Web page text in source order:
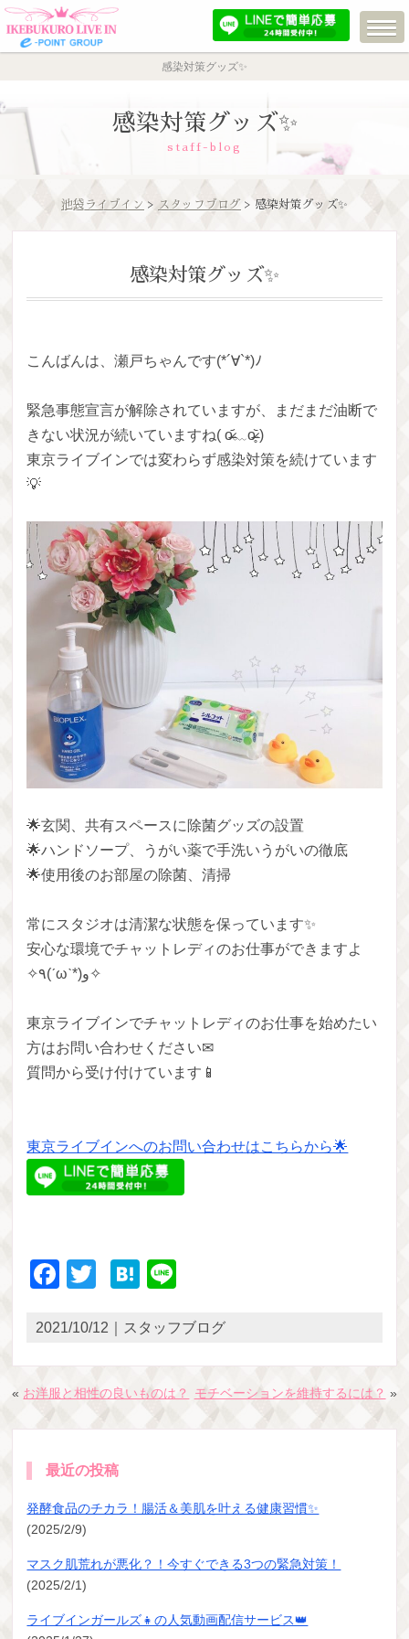
感染対策グッズ✨
感染対策グッズ✨
staff-blog
池袋ライブイン > スタッフブログ > 感染対策グッズ✨
感染対策グッズ✨
こんばんは、瀬戸ちゃんです(*´∀`*)ﾉ
緊急事態宣言が解除されていますが、まだまだ油断で
きない状況が続いていますね( o̴̶̷᷄﹏o̴̶̷̥᷅ )
東京ライブインでは変わらず感染対策を続けています
💡
🌟玄関、共有スペースに除菌グッズの設置
🌟ハンドソープ、うがい薬で手洗いうがいの徹底
🌟使用後のお部屋の除菌、清掃
常にスタジオは清潔な状態を保っています✨
安心な環境でチャットレディのお仕事ができますよ
✧٩(ˊωˋ*)و✧
東京ライブインでチャットレディのお仕事を始めたい
方はお問い合わせください✉
質問から受け付けています📱
東京ライブインへのお問い合わせはこちらから🌟
Facebook
TwitterHatena
2021/10/12｜スタッフブログ
« お洋服と相性の良いものは？ モチベーションを維持するには？ »
最近の投稿
発酵食品のチカラ！腸活＆美肌を叶える健康習慣✨
(2025/2/9)
マスク肌荒れが悪化？！今すぐできる3つの緊急対策！
(2025/2/1)
ライブインガールズ👧の人気動画配信サービス👑